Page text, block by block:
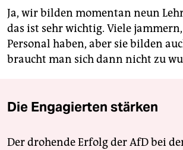
Ja, wir bilden momentan neun
das ist sehr wichtig. Viele
Personal haben, aber sie bilden
braucht man sich dann nicht zu
Die Engagierten stärken
Der drohende Erfolg der AfD bei